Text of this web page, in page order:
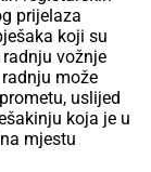
prijelaza
koji su
vožnje
može
uslijed
koja je u
mjestu